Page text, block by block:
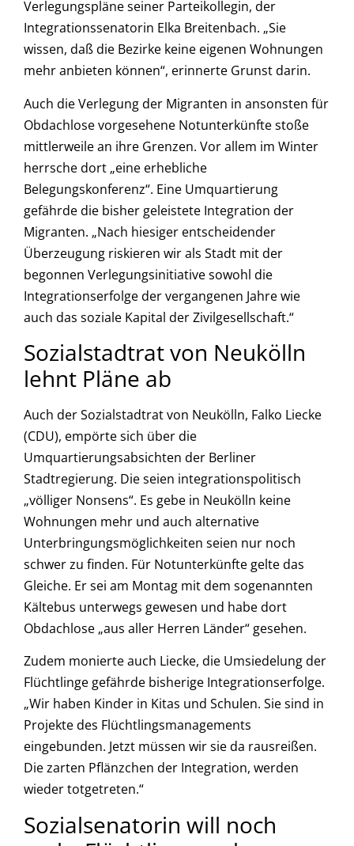
Verlegungspläne seiner Parteikollegin, der
Integrationssenatorin Elka Breitenbach. „Sie
wissen, daß die Bezirke keine eigenen Wohnungen
mehr anbieten können“, erinnerte Grunst darin.
Auch die Verlegung der Migranten in ansonsten für
Obdachlose vorgesehene Notunterkünfte stoße
mittlerweile an ihre Grenzen. Vor allem im Winter
herrsche dort „eine erhebliche
Belegungskonferenz“. Eine Umquartierung
gefährde die bisher geleistete Integration der
Migranten. „Nach hiesiger entscheidender
Überzeugung riskieren wir als Stadt mit der
begonnen Verlegungsinitiative sowohl die
Integrationserfolge der vergangenen Jahre wie
auch das soziale Kapital der Zivilgesellschaft.“
Sozialstadtrat von Neukölln
lehnt Pläne ab
Auch der Sozialstadtrat von Neukölln, Falko Liecke
(CDU), empörte sich über die
Umquartierungsabsichten der Berliner
Stadtregierung. Die seien integrationspolitisch
„völliger Nonsens“. Es gebe in Neukölln keine
Wohnungen mehr und auch alternative
Unterbringungsmöglichkeiten seien nur noch
schwer zu finden. Für Notunterkünfte gelte das
Gleiche. Er sei am Montag mit dem sogenannten
Kältebus unterwegs gewesen und habe dort
Obdachlose „aus aller Herren Länder“ gesehen.
Zudem monierte auch Liecke, die Umsiedelung der
Flüchtlinge gefährde bisherige Integrationserfolge.
„Wir haben Kinder in Kitas und Schulen. Sie sind in
Projekte des Flüchtlingsmanagements
eingebunden. Jetzt müssen wir sie da rausreißen.
Die zarten Pflänzchen der Integration, werden
wieder totgetreten.“
Sozialsenatorin will noch